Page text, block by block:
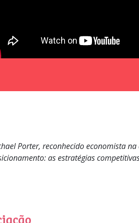
Porter, reconhecido economista
as estratégias